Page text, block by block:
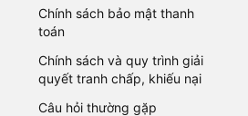
Chính sách bảo mật thanh
toán
Chính sách và quy trình giải
quyết tranh chấp, khiếu nại
Câu hỏi thường gặp